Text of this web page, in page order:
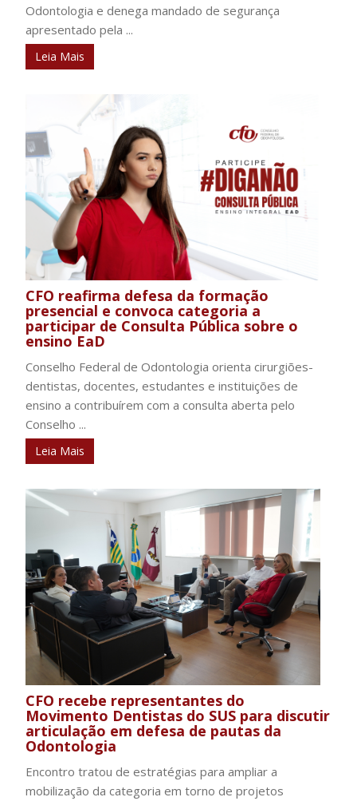
Odontologia e denega mandado de segurança
apresentado pela ...
Leia Mais
CFO reafirma defesa da formação
presencial e convoca categoria a
participar de Consulta Pública sobre o
ensino EaD
Conselho Federal de Odontologia orienta cirurgiões-
dentistas, docentes, estudantes e instituições de
ensino a contribuírem com a consulta aberta pelo
Conselho ...
Leia Mais
CFO recebe representantes do
Movimento Dentistas do SUS para discutir
articulação em defesa de pautas da
Odontologia
Encontro tratou de estratégias para ampliar a
mobilização da categoria em torno de projetos